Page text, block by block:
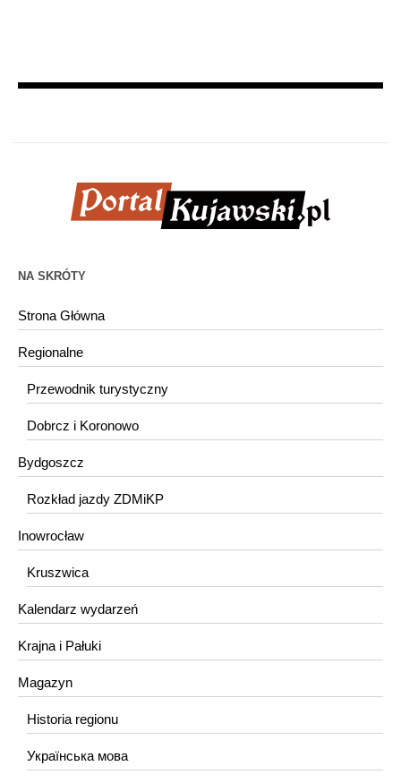
NA SKRÓTY
Strona Główna
Regionalne
Przewodnik turystyczny
Dobrcz i Koronowo
Bydgoszcz
Rozkład jazdy ZDMiKP
Inowrocław
Kruszwica
Kalendarz wydarzeń
Krajna i Pałuki
Magazyn
Historia regionu
Українська мова